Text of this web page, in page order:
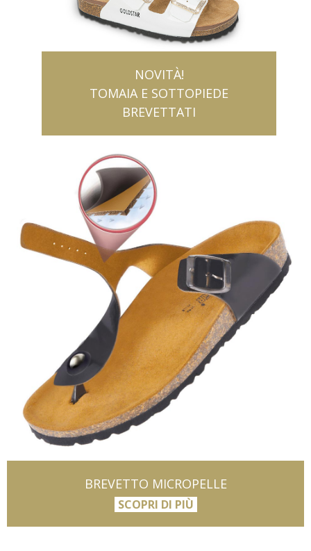
NOVITÀ!
TOMAIA E SOTTOPIEDE
BREVETTATI
BREVETTO MICROPELLE
SCOPRI DI PIÙ